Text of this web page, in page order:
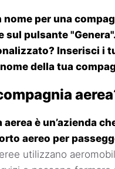
nome per una
sul pulsante
Inserisci i
della tua
aerea è un’azienda
aereo per
utilizzano